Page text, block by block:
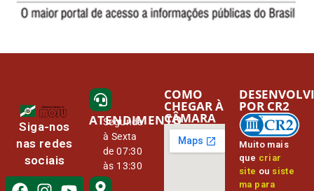
Siga-nos
nas redes
sociais
ATENDIMENTO
Segunda
à Sexta
de 07:30
às 13:30
COMO
CHEGAR À
CÂMARA
Muito mais
que criar
site ou siste
ma para
POR CR2